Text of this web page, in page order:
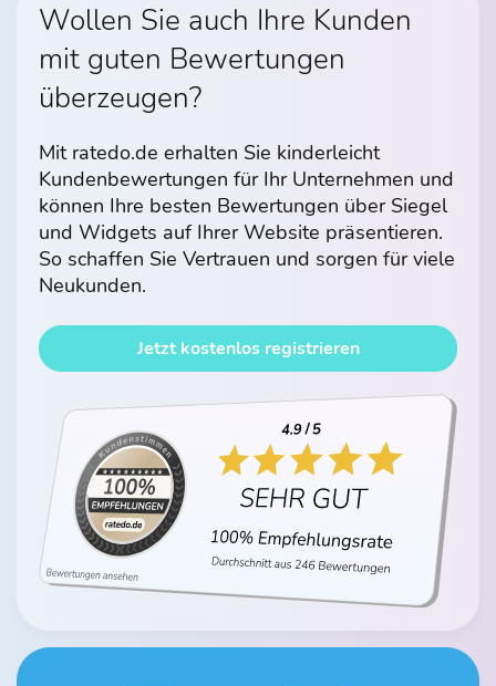
Wollen Sie auch Ihre Kunden
mit guten Bewertungen
überzeugen?
Mit ratedo.de erhalten Sie kinderleicht
Kundenbewertungen für Ihr Unternehmen und
können Ihre besten Bewertungen über Siegel
und Widgets auf Ihrer Website präsentieren.
So schaffen Sie Vertrauen und sorgen für viele
Neukunden.
Jetzt kostenlos registrieren